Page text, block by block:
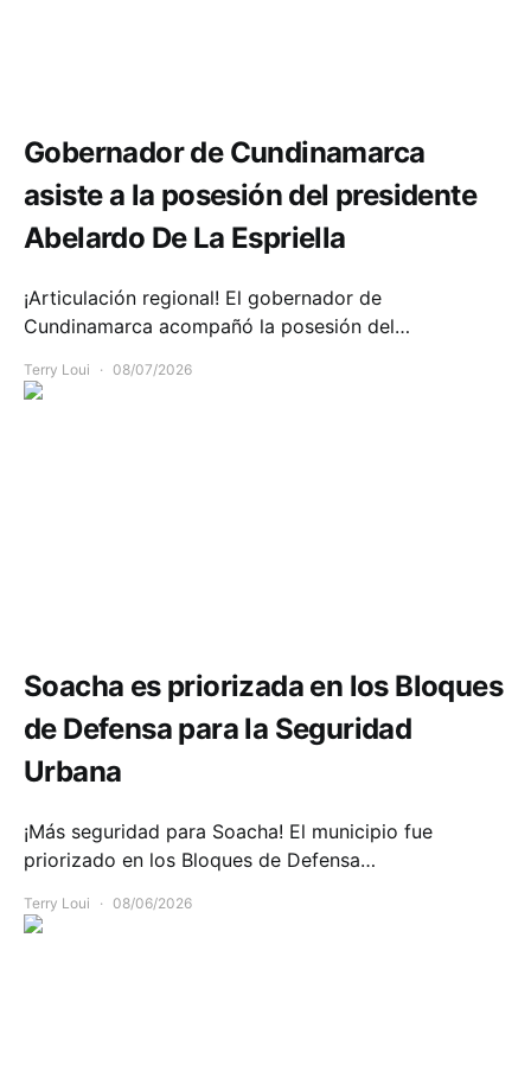
Gobernador de Cundinamarca
asiste a la posesión del presidente
Abelardo De La Espriella
¡Articulación regional! El gobernador de
Cundinamarca acompañó la posesión del…
Terry Loui 08/07/2026
Soacha es priorizada en los Bloques
de Defensa para la Seguridad
Urbana
¡Más seguridad para Soacha! El municipio fue
priorizado en los Bloques de Defensa…
Terry Loui 08/06/2026